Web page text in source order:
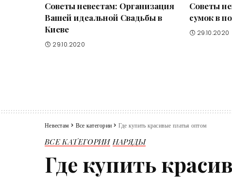
Советы невестам: Организация
Вашей идеальной Свадьбы в
Киеве
29.10.2020
Советы
сумок в
29.10.2020
Невестам > Все категории > Где купить красивые платья оптом
ВСЕ КАТЕГОРИИ НАРЯДЫ
Где купить